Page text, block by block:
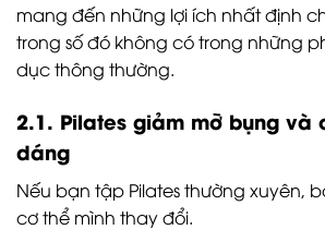
mang đến những lợi ích nhất định
trong số đó không có trong những
dục thông thường.
2.1. Pilates giảm mỡ bụng và
dáng
Nếu bạn tập Pilates thường xuyên,
cơ thể mình thay đổi.